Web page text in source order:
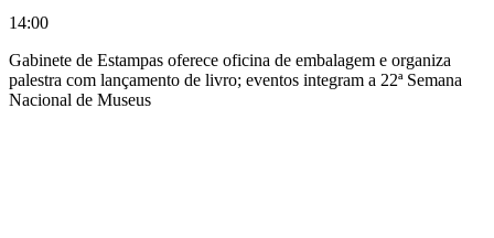
14:00
Gabinete de Estampas oferece oficina de embalagem e organiza
palestra com lançamento de livro; eventos integram a 22ª Semana
Nacional de Museus